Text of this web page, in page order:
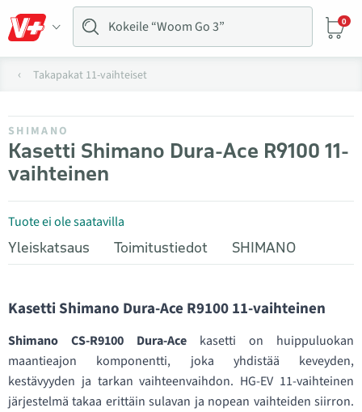
0
Takapakat 11-vaihteiset
SHIMANO
Kasetti Shimano Dura-Ace R9100 11-
vaihteinen
Tuote ei ole saatavilla
Yleiskatsaus
Toimitustiedot SHIMANO
Kasetti Shimano Dura-Ace R9100 11-vaihteinen
Shimano CS-R9100 Dura-Ace kasetti on huippuluokan
maantieajon komponentti, joka yhdistää keveyden,
kestävyyden ja tarkan vaihteenvaihdon. HG-EV 11-vaihteinen
järjestelmä takaa erittäin sulavan ja nopean vaihteiden siirron.